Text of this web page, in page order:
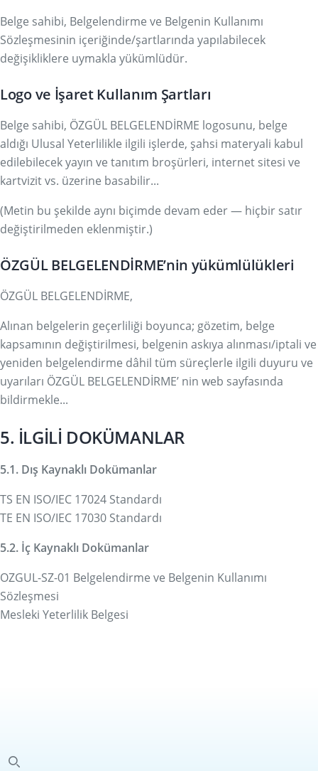
Belge sahibi, Belgelendirme ve Belgenin Kullanımı
Sözleşmesinin içeriğinde/şartlarında yapılabilecek
değişikliklere uymakla yükümlüdür.
Logo ve İşaret Kullanım Şartları
Belge sahibi, ÖZGÜL BELGELENDİRME logosunu, belge
aldığı Ulusal Yeterlilikle ilgili işlerde, şahsi materyali kabul
edilebilecek yayın ve tanıtım broşürleri, internet sitesi ve
kartvizit vs. üzerine basabilir...
(Metin bu şekilde aynı biçimde devam eder — hiçbir satır
değiştirilmeden eklenmiştir.)
ÖZGÜL BELGELENDİRME’nin yükümlülükleri
ÖZGÜL BELGELENDİRME,
Alınan belgelerin geçerliliği boyunca; gözetim, belge
kapsamının değiştirilmesi, belgenin askıya alınması/iptali ve
yeniden belgelendirme dâhil tüm süreçlerle ilgili duyuru ve
uyarıları ÖZGÜL BELGELENDİRME’ nin web sayfasında
bildirmekle...
5. İLGİLİ DOKÜMANLAR
5.1. Dış Kaynaklı Dokümanlar
TS EN ISO/IEC 17024 Standardı
TE EN ISO/IEC 17030 Standardı
5.2. İç Kaynaklı Dokümanlar
OZGUL-SZ-01 Belgelendirme ve Belgenin Kullanımı
Sözleşmesi
Mesleki Yeterlilik Belgesi